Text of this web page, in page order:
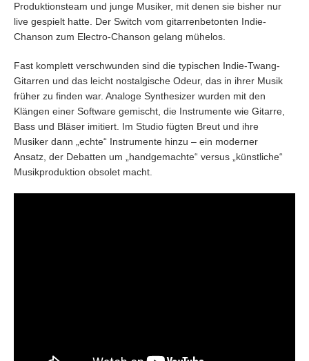
Produktionsteam und junge Musiker, mit denen sie bisher nur
live gespielt hatte. Der Switch vom gitarrenbetonten Indie-
Chanson zum Electro-Chanson gelang mühelos.
Fast komplett verschwunden sind die typischen Indie-Twang-
Gitarren und das leicht nostalgische Odeur, das in ihrer Musik
früher zu finden war. Analoge Synthesizer wurden mit den
Klängen einer Software gemischt, die Instrumente wie Gitarre,
Bass und Bläser imitiert. Im Studio fügten Breut und ihre
Musiker dann „echte“ Instrumente hinzu – ein moderner
Ansatz, der Debatten um „handgemachte“ versus „künstliche“
Musikproduktion obsolet macht.